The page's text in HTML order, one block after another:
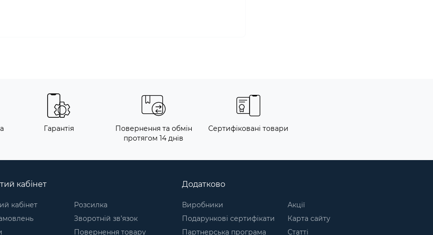
Гарантія
Повернення та обмін
протягом 14 днів
Сертифіковані товари
кабінет
кабінет
Розсилка
Зворотній зв’язок
Повернення товару
Додатково
Виробники
Подарункові сертифікати
Партнерська програма
Акції
Карта сайту
Статті